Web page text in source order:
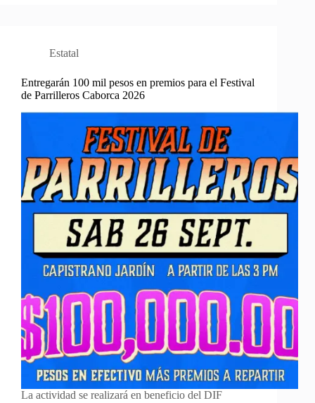
Estatal
Entregarán 100 mil pesos en premios para el Festival
de Parrilleros Caborca 2026
La actividad se realizará en beneficio del DIF